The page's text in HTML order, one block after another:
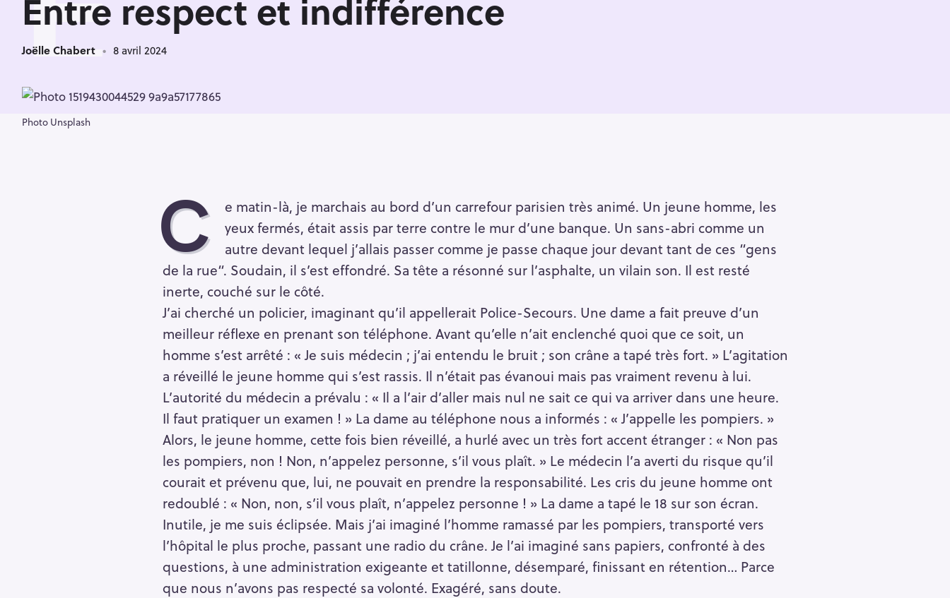
Entre respect et indifférence
Joëlle Chabert 8 avril 2024
Photo Unsplash
C
e matin-là, je marchais au bord d’un carrefour parisien très animé. Un jeune homme, les
yeux fermés, était assis par terre contre le mur d’une banque. Un sans-abri comme un
autre devant lequel j’allais passer comme je passe chaque jour devant tant de ces “gens
de la rue“. Soudain, il s’est effondré. Sa tête a résonné sur l’asphalte, un vilain son. Il est resté
inerte, couché sur le côté.
J’ai cherché un policier, imaginant qu’il appellerait Police-Secours. Une dame a fait preuve d’un
meilleur réflexe en prenant son téléphone. Avant qu’elle n’ait enclenché quoi que ce soit, un
homme s’est arrêté : « Je suis médecin ; j’ai entendu le bruit ; son crâne a tapé très fort. » L’agitation
a réveillé le jeune homme qui s’est rassis. Il n’était pas évanoui mais pas vraiment revenu à lui.
L’autorité du médecin a prévalu : « Il a l’air d’aller mais nul ne sait ce qui va arriver dans une heure.
Il faut pratiquer un examen ! » La dame au téléphone nous a informés : « J’appelle les pompiers. »
Alors, le jeune homme, cette fois bien réveillé, a hurlé avec un très fort accent étranger : « Non pas
les pompiers, non ! Non, n’appelez personne, s’il vous plaît. » Le médecin l’a averti du risque qu’il
courait et prévenu que, lui, ne pouvait en prendre la responsabilité. Les cris du jeune homme ont
redoublé : « Non, non, s’il vous plaît, n’appelez personne ! » La dame a tapé le 18 sur son écran.
Inutile, je me suis éclipsée. Mais j’ai imaginé l’homme ramassé par les pompiers, transporté vers
l’hôpital le plus proche, passant une radio du crâne. Je l’ai imaginé sans papiers, confronté à des
questions, à une administration exigeante et tatillonne, désemparé, finissant en rétention… Parce
que nous n’avons pas respecté sa volonté. Exagéré, sans doute.